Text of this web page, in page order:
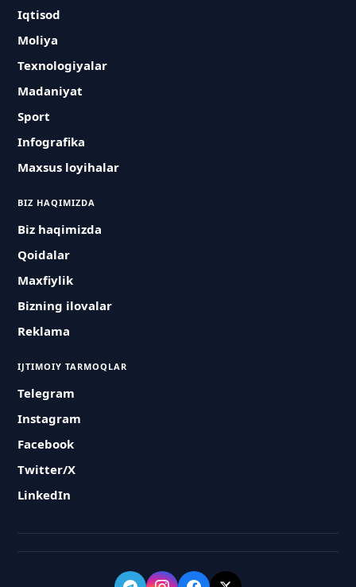
Iqtisod
Moliya
Texnologiyalar
Madaniyat
Sport
Infografika
Maxsus loyihalar
BIZ HAQIMIZDA
Biz haqimizda
Qoidalar
Maxfiylik
Bizning ilovalar
Reklama
IJTIMOIY TARMOQLAR
Telegram
Instagram
Facebook
Twitter/X
LinkedIn